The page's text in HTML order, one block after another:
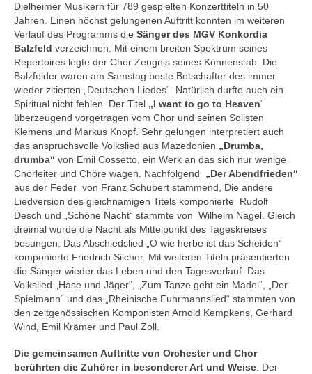
Dielheimer Musikern für 789 gespielten Konzerttiteln in 50
Jahren. Einen höchst gelungenen Auftritt konnten im weiteren
Verlauf des Programms die Sänger des MGV Konkordia
Balzfeld verzeichnen. Mit einem breiten Spektrum seines
Repertoires legte der Chor Zeugnis seines Könnens ab. Die
Balzfelder waren am Samstag beste Botschafter des immer
wieder zitierten „Deutschen Liedes“. Natürlich durfte auch ein
Spiritual nicht fehlen. Der Titel „I want to go to Heaven“
überzeugend vorgetragen vom Chor und seinen Solisten
Klemens und Markus Knopf. Sehr gelungen interpretiert auch
das anspruchsvolle Volkslied aus Mazedonien „Drumba,
drumba“ von Emil Cossetto, ein Werk an das sich nur wenige
Chorleiter und Chöre wagen. Nachfolgend „Der Abendfrieden“
aus der Feder von Franz Schubert stammend, Die andere
Liedversion des gleichnamigen Titels komponierte Rudolf
Desch und „Schöne Nacht“ stammte von Wilhelm Nagel. Gleich
dreimal wurde die Nacht als Mittelpunkt des Tageskreises
besungen. Das Abschiedslied „O wie herbe ist das Scheiden“
komponierte Friedrich Silcher. Mit weiteren Titeln präsentierten
die Sänger wieder das Leben und den Tagesverlauf. Das
Volkslied „Hase und Jäger“, „Zum Tanze geht ein Mädel“, „Der
Spielmann“ und das „Rheinische Fuhrmannslied“ stammten von
den zeitgenössischen Komponisten Arnold Kempkens, Gerhard
Wind, Emil Krämer und Paul Zoll.
Die gemeinsamen Auftritte von Orchester und Chor
berührten die Zuhörer in besonderer Art und Weise. Der